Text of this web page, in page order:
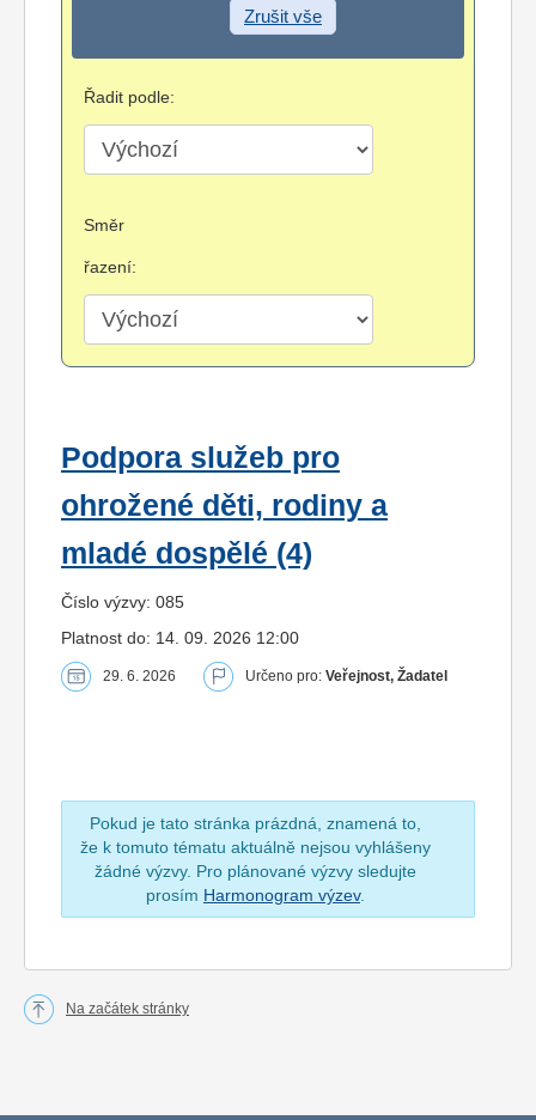
Zrušit vše
Řadit podle:
Směr
řazení:
Podpora služeb pro
ohrožené děti, rodiny a
mladé dospělé (4)
Číslo výzvy: 085
Platnost do: 14. 09. 2026 12:00
29. 6. 2026 Určeno pro: Veřejnost, Žadatel
Pokud je tato stránka prázdná, znamená to,
že k tomuto tématu aktuálně nejsou vyhlášeny
žádné výzvy. Pro plánované výzvy sledujte
prosím Harmonogram výzev.
Na začátek stránky